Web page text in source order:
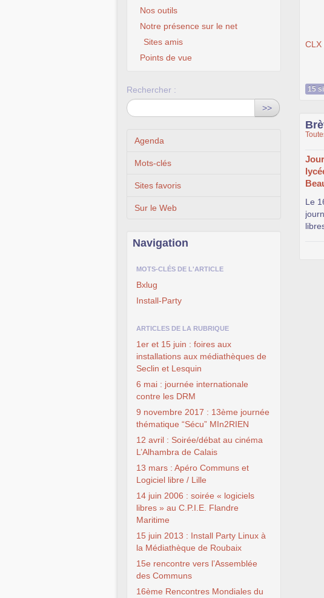
Nos outils
Notre présence sur le net
Sites amis
Points de vue
Rechercher :
>>
Agenda
Mots-clés
Sites favoris
Sur le Web
Navigation
MOTS-CLÉS DE L'ARTICLE
Bxlug
Install-Party
ARTICLES DE LA RUBRIQUE
1er et 15 juin : foires aux
installations aux médiathèques de
Seclin et Lesquin
6 mai : journée internationale
contre les DRM
9 novembre 2017 : 13ème journée
thématique “Sécu” MIn2RIEN
12 avril : Soirée/débat au cinéma
L’Alhambra de Calais
13 mars : Apéro Communs et
Logiciel libre / Lille
14 juin 2006 : soirée « logiciels
libres » au C.P.I.E. Flandre
Maritime
15 juin 2013 : Install Party Linux à
la Médiathèque de Roubaix
15e rencontre vers l’Assemblée
des Communs
16ème Rencontres Mondiales du
CLX Fourmies
chance
15
Le